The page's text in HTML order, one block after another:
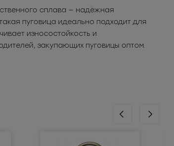
сплава — надёжная
пуговица идеально подходит для
износостойкость и
закупающих пуговицы оптом.